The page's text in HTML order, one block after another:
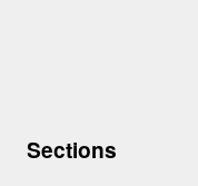
Sections